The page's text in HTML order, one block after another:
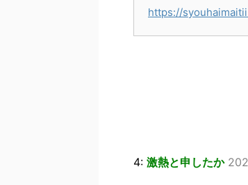
https://
4: 激熱と申したか